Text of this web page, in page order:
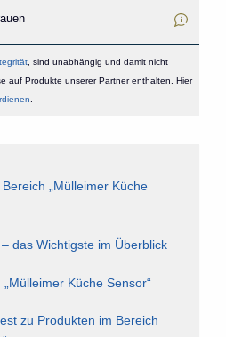
, sind unabhängig und damit nicht
auf Produkte unserer Partner enthalten. Hier
„Mülleimer Küche
das Wichtigste im Überblick
Küche Sensor“
zu Produkten im Bereich